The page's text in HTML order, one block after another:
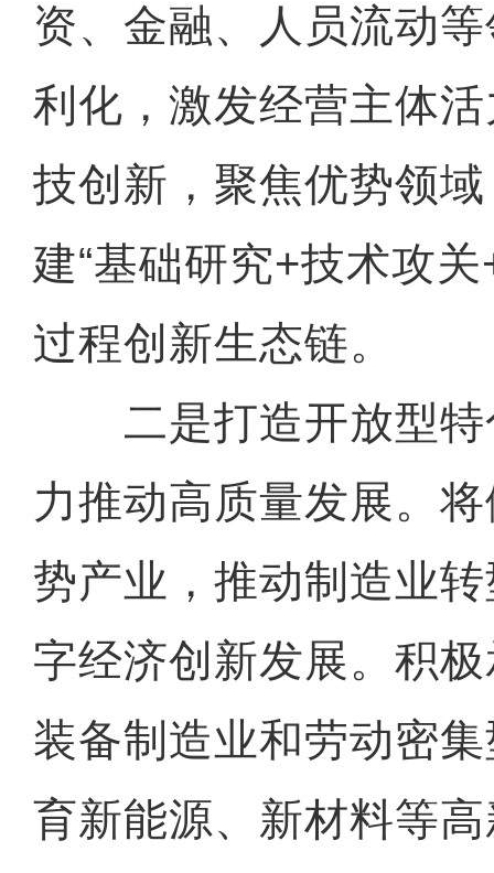
资、金融、人员流动
利化，激发经营主体
技创新，聚焦优势领
建“基础研究+技术攻
过程创新生态链。
二是打造开放型特
力推动高质量发展。
势产业，推动制造业
字经济创新发展。积
装备制造业和劳动密
育新能源、新材料等